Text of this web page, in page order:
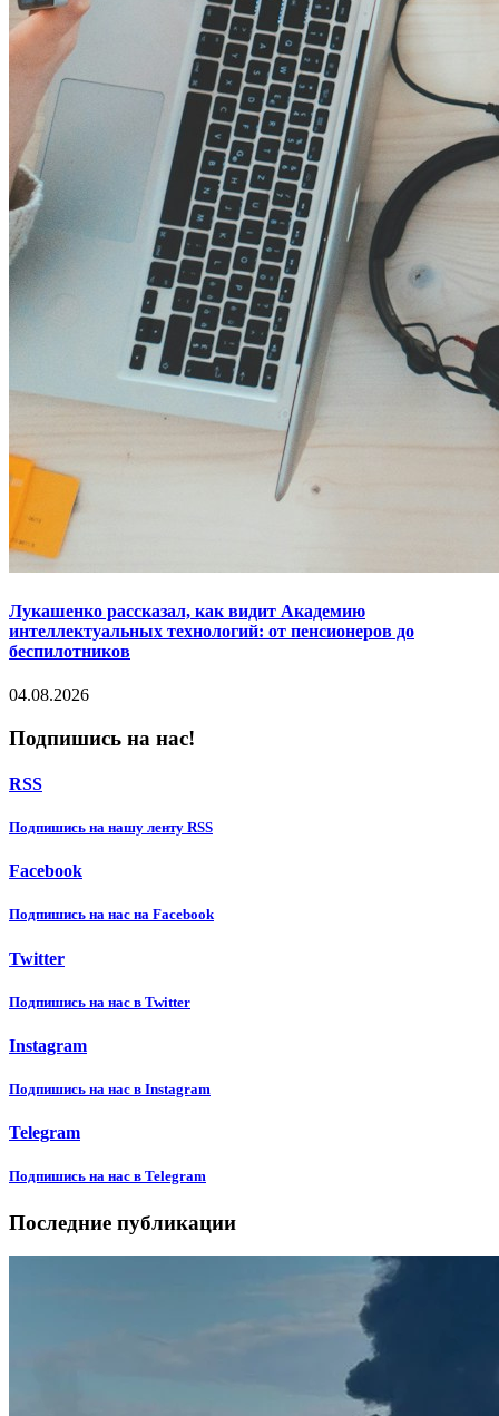
Лукашенко рассказал, как видит Академию
интеллектуальных технологий: от пенсионеров до
беспилотников
04.08.2026
Подпишись на нас!
RSS
Подпишиcь на нашу ленту RSS
Facebook
Подпишиcь на нас на Facebook
Twitter
Подпишиcь на нас в Twitter
Instagram
Подпишиcь на нас в Instagram
Telegram
Подпишиcь на нас в Telegram
Последние публикации